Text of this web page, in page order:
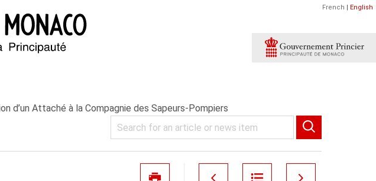
French | English
d’un Attaché à la Compagnie des Sapeurs-Pompiers